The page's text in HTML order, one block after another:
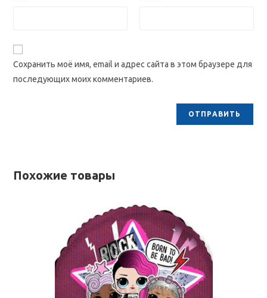
Сохранить моё имя, email и адрес сайта в этом браузере для
последующих моих комментариев.
Похожие товары